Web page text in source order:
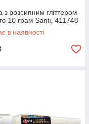
з розсипним гліттером
10 грам Santi, 411748
в наявності